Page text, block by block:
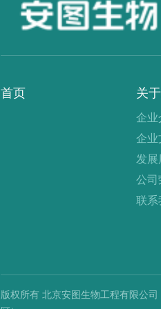
首页 关
企业
企
发展
公
联系
版权所有 北京安图生物工程有限公司